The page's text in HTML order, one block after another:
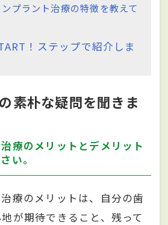
プラント治療の特徴を教えて
！ステップで紹介しま
素朴な疑問を聞きま
療のメリットとデメリット
い。
療のメリットは、自分の歯
が期待できること、残って